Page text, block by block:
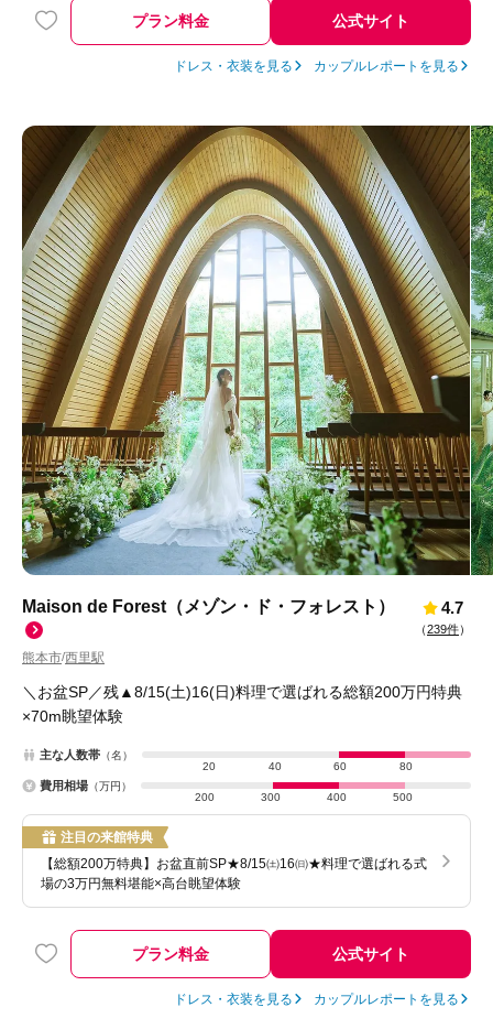
プラン料金 公式サイト
ドレス・衣装を見る カップルレポートを見る
Maison de Forest（メゾン・ド・フォレスト）
熊本市/西里駅
4.7
（239件）
＼お盆SP／残▲8/15(土)16(日)料理で選ばれる総額200万円特典
×70m眺望体験
主な人数帯 （名）
20
40 60 80
費用相場 （万円）
200
300 400 500
注目の来館特典
【総額200万特典】お盆直前SP★8/15㈯16㈰★料理で選ばれる式
場の3万円無料堪能×高台眺望体験
プラン料金 公式サイト
ドレス・衣装を見る カップルレポートを見る